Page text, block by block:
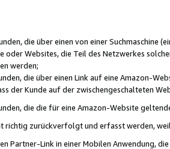
die über einen von einer Suchmaschine
oder Websites, die Teil des Netzwerkes solcher
werden;
die über einen Link auf eine Amazon-
der Kunde auf der zwischengeschalteten
die die für eine Amazon-Website
richtig zurückverfolgt und erfasst werden,
Partner-Link in einer Mobilen Anwendung,